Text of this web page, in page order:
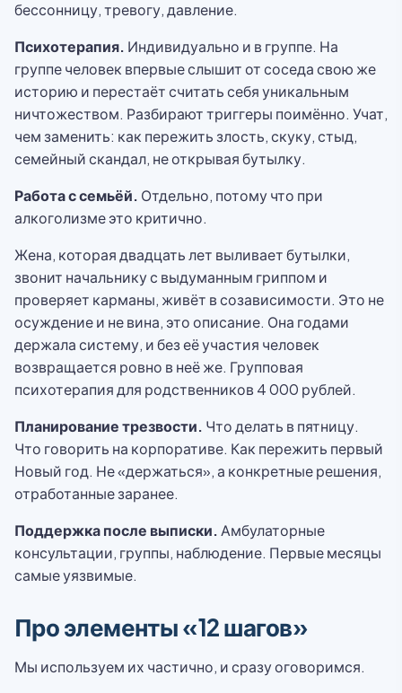
бессонницу, тревогу, давление.
Психотерапия. Индивидуально и в группе. На
группе человек впервые слышит от соседа свою же
историю и перестаёт считать себя уникальным
ничтожеством. Разбирают триггеры поимённо. Учат,
чем заменить: как пережить злость, скуку, стыд,
семейный скандал, не открывая бутылку.
Работа с семьёй. Отдельно, потому что при
алкоголизме это критично.
Жена, которая двадцать лет выливает бутылки,
звонит начальнику с выдуманным гриппом и
проверяет карманы, живёт в созависимости. Это не
осуждение и не вина, это описание. Она годами
держала систему, и без её участия человек
возвращается ровно в неё же. Групповая
психотерапия для родственников 4 000 рублей.
Планирование трезвости. Что делать в пятницу.
Что говорить на корпоративе. Как пережить первый
Новый год. Не «держаться», а конкретные решения,
отработанные заранее.
Поддержка после выписки. Амбулаторные
консультации, группы, наблюдение. Первые месяцы
самые уязвимые.
Про элементы «12 шагов»
Мы используем их частично, и сразу оговоримся.